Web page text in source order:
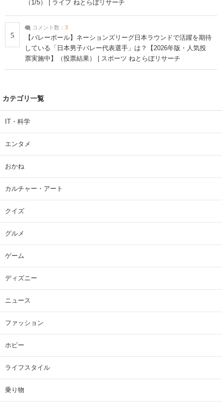
（1/5） | ライフ ねとらぼリサーチ
5
コメント数： 3
【バレーボール】ネーションズリーグ日本ラウンドで活躍を期待
している「日本男子バレー代表選手」は？【2026年版・人気投
票実施中】（投票結果） | スポーツ ねとらぼリサーチ
カテゴリ一覧
IT・科学
エンタメ
おかね
カルチャー・アート
クイズ
グルメ
ゲーム
ディズニー
ニュース
ファッション
ホビー
ライフスタイル
乗り物